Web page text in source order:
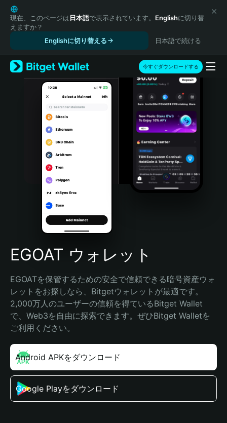
English
日本語
Tiếng Việt
Español (Latinoamérica)
Türkçe
Italiano
Português (Portugal)
Bahasa Indonesia
Português (Brasil)
Español (Argentina)
現在、このページは日本語で表示されています。 Englishに切り替
えますか？
Englishに切り替える
日本語で続ける
今すぐダウンロードする
EGOAT ウォレット
EGOATを保管するための安全で信頼できる暗号資産ウォ
レットをお探しなら、Bitgetウォレットが最適です。
2,000万人のユーザーの信頼を得ているBitget Wallet
で、Web3を自由に探索できます。ぜひBitget Walletを
ご利用ください。
Android APKをダウンロード
Google Playをダウンロード